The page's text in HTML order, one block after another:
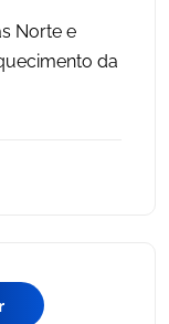
Norte e
da